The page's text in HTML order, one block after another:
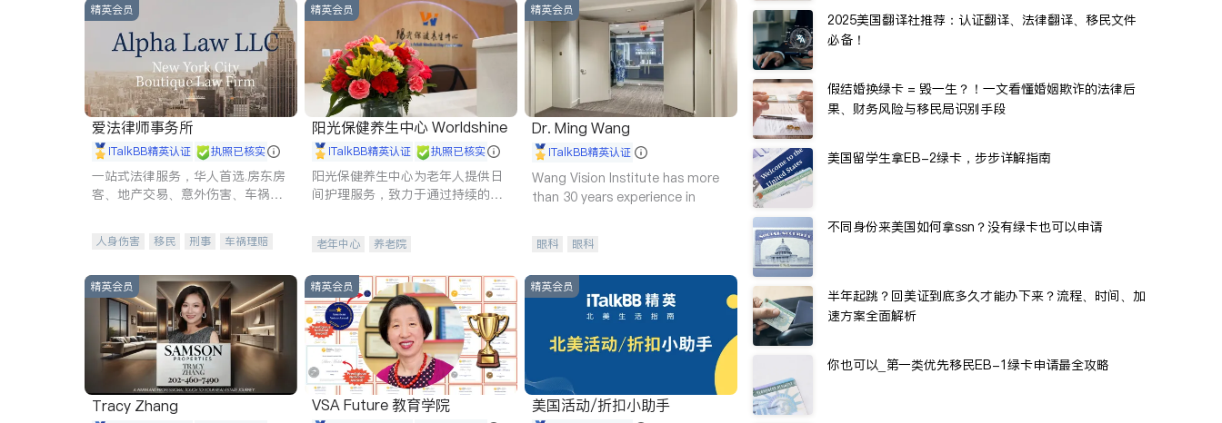
精英会员
爱法律师事务所
iTalkBB精英认证 执照已核实
一站式法律服务，华人首选.房东房
客、地产交易、意外伤害、车祸重
人身伤害 移民 刑事
车祸理赔
商标注册
索赔 律师-其它 保释
精英会员
阳光保健养生中心 Worldshine
iTalkBB精英认证 执照已核实
阳光保健养生中心为老年人提供日
间护理服务，致力于通过持续的护
老年中心 养老院
精英会员
Dr. Ming Wang
iTalkBB精英认证
Wang Vision Institute has more
than 30 years experience in
眼科 眼科
精英会员
Tracy Zhang
精英会员
VSA Future 教育学院
精英会员
美国活动/折扣小助手
2025美国翻译社推荐：认证翻译、法律翻译、移民文件
必备！
假结婚换绿卡 = 毁一生？！一文看懂婚姻欺诈的法律后
果、财务风险与移民局识别手段
美国留学生拿EB-2绿卡，步步详解指南
不同身份来美国如何拿ssn？没有绿卡也可以申请
半年起跳？回美证到底多久才能办下来？流程、时间、加
速方案全面解析
你也可以_第一类优先移民EB-1绿卡申请最全攻略